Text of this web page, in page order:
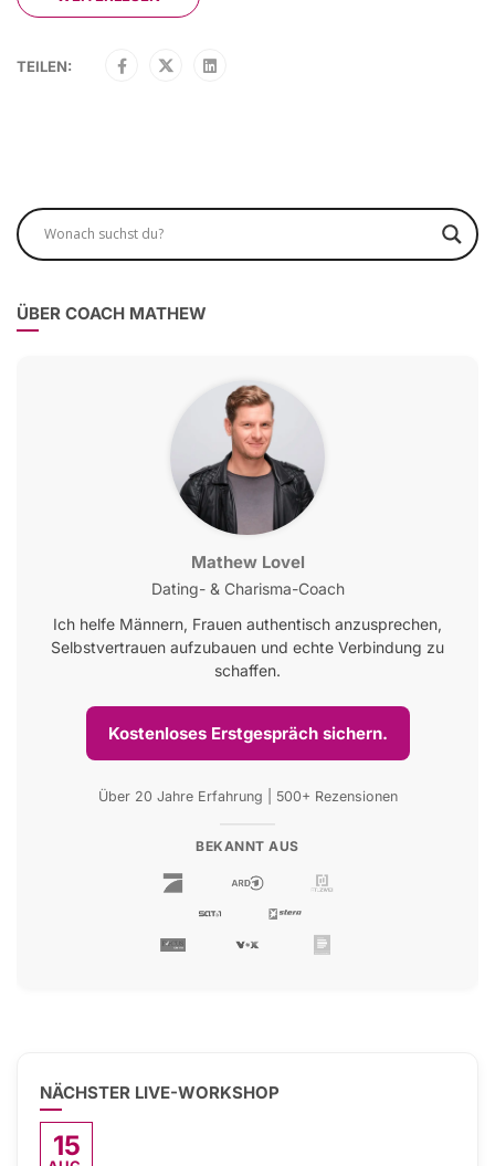
TEILEN:
ÜBER COACH MATHEW
Mathew Lovel
Dating- & Charisma-Coach
Ich helfe Männern, Frauen authentisch anzusprechen,
Selbstvertrauen aufzubauen und echte Verbindung zu
schaffen.
Kostenloses Erstgespräch sichern.
Über 20 Jahre Erfahrung | 500+ Rezensionen
BEKANNT AUS
NÄCHSTER LIVE-WORKSHOP
15